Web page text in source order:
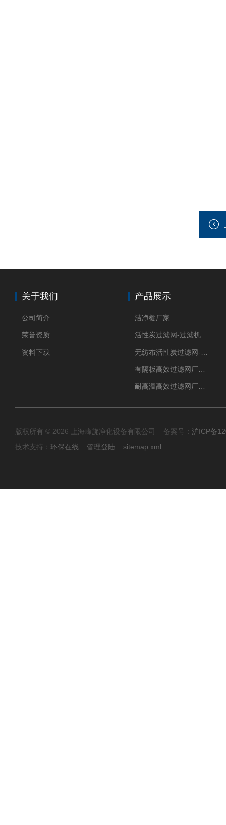
关于我们
公司简介
荣誉资质
资料下载
产品展示
洁净棚厂家
活性炭过滤网-过滤机
版权所有 © 2026 上海峰旋净化设备有限公司 备案号： 沪ICP备
技术支持： 环保在线 管理登陆 sitemap.xml